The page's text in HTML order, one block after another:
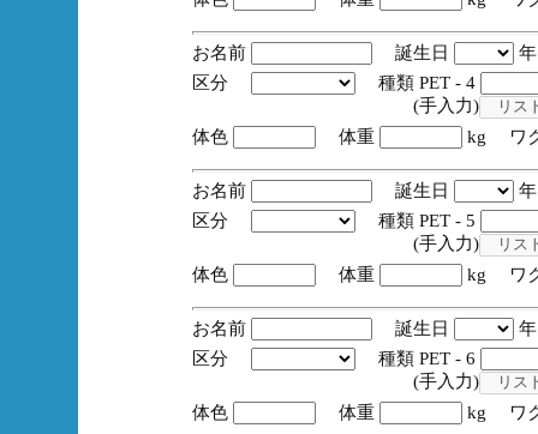
お名前 誕生日
区分
種類 PET - 4
(手入力)
体色
体重 kg ワ
お名前 誕生日
区分
種類 PET - 5
(手入力)
体色
体重 kg ワ
お名前 誕生日
区分
種類 PET - 6
(手入力)
体色
体重 kg ワ